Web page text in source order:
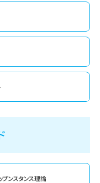
プンスタンス理論